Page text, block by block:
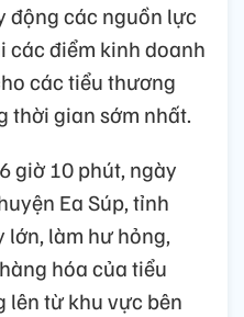
động các nguồn lực
các điểm kinh doanh
các tiểu thương
thời gian sớm nhất.
giờ 10 phút, ngày
Ea Súp, tỉnh
lớn, làm hư hỏng,
hóa của tiểu
lên từ khu vực bên